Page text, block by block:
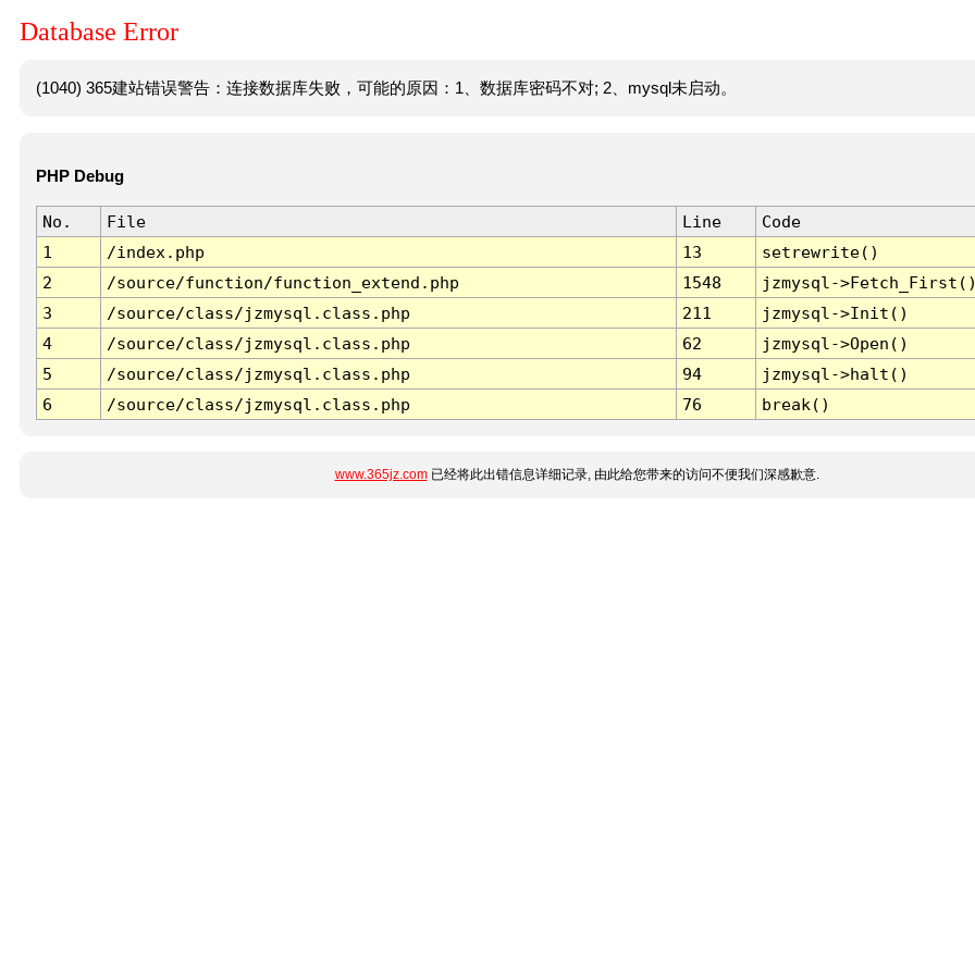
Database Error
(1040) 365建站错误警告：连接数据库失败，可能的原因：1、数据库密码不对; 2、mysql未启动。
PHP Debug
No. File Line
Code
1
/index.php 13
setrewrite()
2
/source/function/function_extend.php 1548
jzmysql-
3
/source/class/jzmysql.class.php 211
jzmysql->Init()
4
/source/class/jzmysql.class.php 62
jzmysql->Open()
5
/source/class/jzmysql.class.php 94
jzmysql->halt()
6
/source/class/jzmysql.class.php 76 break()
www.365jz.com已经将此出错信息详细记录, 由此给您带来的访问不便我们深感歉意.